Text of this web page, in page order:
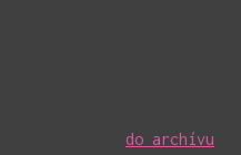
do archívu